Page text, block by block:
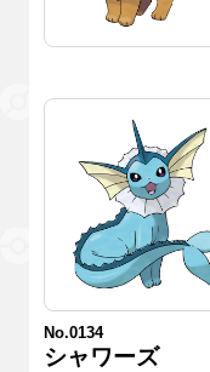
No.0134
シャワーズ